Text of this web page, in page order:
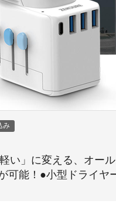
み
い」に変える、オー
可能！●小型ドライ